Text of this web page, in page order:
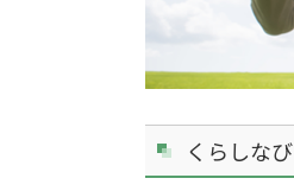
くらしなび